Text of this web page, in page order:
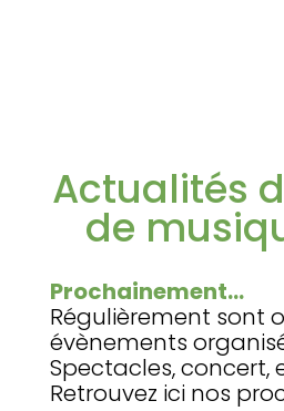
Actualités
de
Prochainement…
Régulièrement sont
évènements
Spectacles, concert,
Retrouvez ici nos